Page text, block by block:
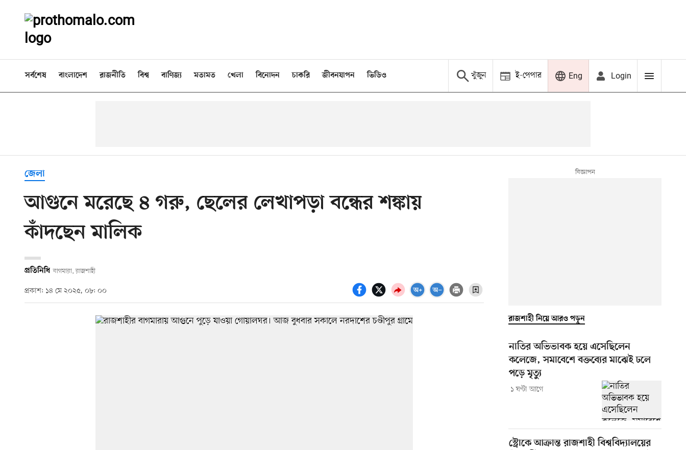
সর্বশেষ বাংলাদেশ রাজনীতি বিশ্ব বাণিজ্য মতামত খেলা বিনোদন চাকরি জীবনযাপন ভিডিও খুঁজুন ই-পেপার Eng Login
জেলা
আগুনে মরেছে ৪ গরু, ছেলের লেখাপড়া বন্ধের শঙ্কায়
কাঁদছেন মালিক
প্রতিনিধি বাগমারা, রাজশাহী
প্রকাশ: ১৪ মে ২০২৫, ০৮: ০০
রাজশাহী নিয়ে আরও পড়ুন
নাতির অভিভাবক হয়ে এসেছিলেন
কলেজে, সমাবেশে বক্তব্যের মাঝেই ঢলে
পড়ে মৃত্যু
১ ঘণ্টা আগে
স্ট্রোকে আক্রান্ত রাজশাহী বিশ্ববিদ্যালয়ের